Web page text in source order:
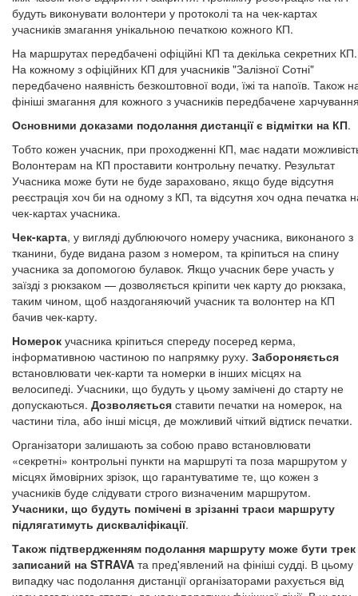
будуть виконувати волонтери у протоколі та на чек-картах
учасників змагання унікальною печаткою кожного КП.
На маршрутах передбачені офіційні КП та декілька секретних КП.
На кожному з офіційних КП для учасників "Залізної Сотні"
передбачено наявність безкоштовної води, їжі та напоїв. Також
фініші змагання для кожного з учасників передбачене
Основними доказами подолання дистанції є відмітки на КП.
Тобто кожен учасник, при проходженні КП, має надати
Волонтерам на КП проставити контрольну печатку. Результат
Учасника може бути не буде зараховано, якщо буде відсутня
реєстрація хоч би на одному з КП, та відсутня хоч одна печатка
чек-картах учасника.
Чек-карта, у вигляді дублюючого номеру учасника, виконаного з
тканини, буде видана разом з номером, та кріпиться на спину
учасника за допомогою булавок. Якщо учасник бере участь у
заїзді з рюкзаком — дозволяється кріпити чек карту до рюкзака,
таким чином, щоб наздоганяючий учасник та волонтер на КП
бачив чек-карту.
Номерок учасника кріпиться спереду посеред керма,
інформативною частиною по напрямку руху. Забороняється
встановлювати чек-карти та номерки в інших місцях на
велосипеді. Учасники, що будуть у цьому замічені до старту не
допускаються. Дозволяється ставити печатки на номерок, на
частини тіла, або інші місця, де можливий чіткий відтиск печатки.
Організатори залишають за собою право встановлювати
«секретні» контрольні пункти на маршруті та поза маршрутом у
місцях ймовірних зрізок, що гарантуватиме те, що кожен з
учасників буде слідувати строго визначеним маршрутом.
Учасники, що будуть помічені в зрізанні траси маршруту
підлягатимуть дискваліфікації.
Також підтвердженням подолання маршруту може бути трек
записаний на STRAVA та пред'явлений на фініші судді. В цьому
випадку час подолання дистанції організаторами рахується від